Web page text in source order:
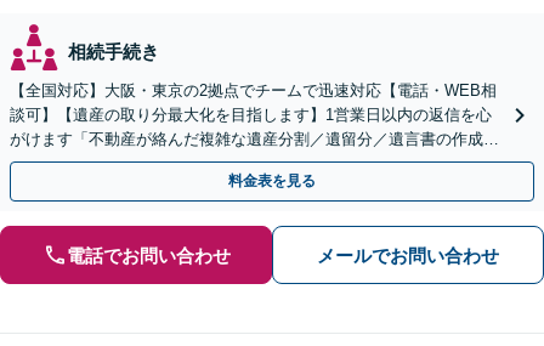
相続手続き
【全国対応】大阪・東京の2拠点でチームで迅速対応【電話・WEB相
談可】【遺産の取り分最大化を目指します】1営業日以内の返信を心
がけます「不動産が絡んだ複雑な遺産分割／遺留分／遺言書の作成・
執行／事業承継など、お任せください」【休日相談あり】
料金表を見る
電話でお問い合わせ メールでお問い合わせ